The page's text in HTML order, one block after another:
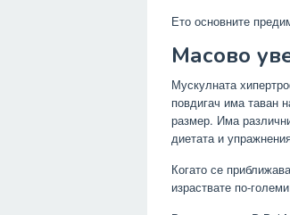
Ето основните
Масово
Мускулната
повдигач има таван
размер. Има
диетата и
Когато се
израствате по-